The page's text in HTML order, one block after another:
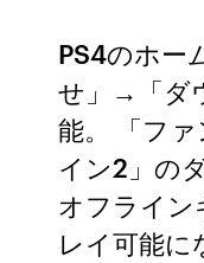
PS4のホー
せ」→「ダ
能。 「フ
イン2」の
オフライ
レイ可能に